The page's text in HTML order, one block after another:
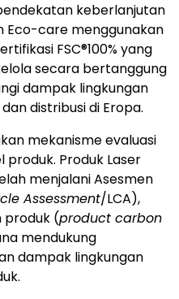
keberlanjutan
Eco-care menggunakan
FSC®100% yang
secara bertanggung
dampak lingkungan
distribusi di Eropa.
mekanisme evaluasi
produk. Produk Laser
menjalani Asesmen
Assessment/LCA),
produk (product carbon
mendukung
dampak lingkungan